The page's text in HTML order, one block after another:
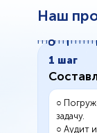
Наш
1 шаг
○
задачу.
○ Аудит и